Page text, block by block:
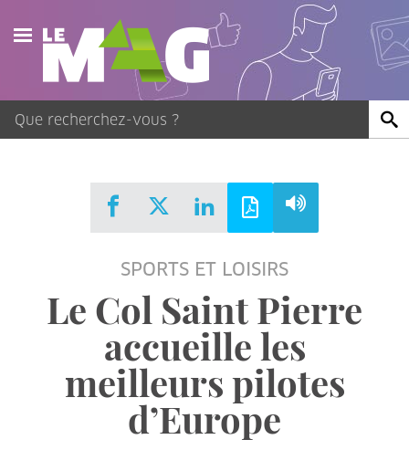
Actualités
Agenda
Publications
SPORTS ET LOISIRS
Le Col Saint Pierre
accueille les
meilleurs pilotes
d’Europe